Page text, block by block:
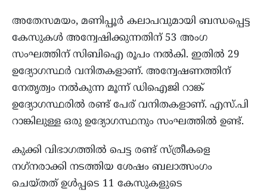
അതേസമയം, മണിപ്പൂര്‍ കലാപവുമായി ബന്ധപ്പെട്ട
കേസുകള്‍ അന്വേഷിക്കുന്നതിന് 53 അംഗ
സംഘത്തിന് സിബിഐ രൂപം നല്‍കി. ഇതില്‍ 29
ഉദ്യോഗസ്ഥര്‍ വനിതകളാണ്. അന്വേഷണത്തിന്
നേതൃത്വം നല്‍കുന്ന മൂന്ന് ഡിഐജി റാങ്ക്
ഉദ്യോഗസ്ഥരില്‍ രണ്ട് പേര് വനിതകളാണ്. എസ്.പി
റാങ്കിലുള്ള ഒരു ഉദ്യോഗസ്ഥനും സംഘത്തില്‍ ഉണ്ട്.
കുക്കി വിഭാഗത്തില്‍ പെട്ട രണ്ട് സ്ത്രീകളെ
നഗ്‌നരാക്കി നടത്തിയ ശേഷം ബലാത്സംഗം
ചെയ്തത് ഉള്‍പ്പടെ 11 കേസുകളുടെ